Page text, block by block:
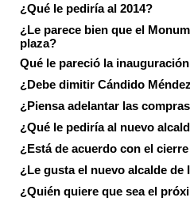
¿Qué le pediría al 2014?
¿Le parece bien que el
plaza?
Qué le pareció la
¿Debe dimitir Cándido
¿Piensa adelantar las
¿Qué le pediría al nuevo
¿Está de acuerdo con el
¿Le gusta el nuevo alcalde de
¿Quién quiere que sea el